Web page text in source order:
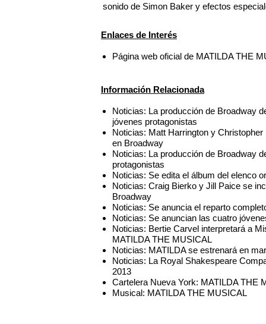
sonido de Simon Baker y efectos
Enlaces de Interés
Página web oficial de MATILDA THE
Información Relacionada
Noticias: La producción de Broadway
jóvenes protagonistas
Noticias: Matt Harrington y
en Broadway
Noticias: La producción de Broadway
protagonistas
Noticias: Se edita el álbum del elenco
Noticias: Craig Bierko y Jill Paice se
Broadway
Noticias: Se anuncia el reparto
Noticias: Se anuncian las cuatro
Noticias: Bertie Carvel interpretará a
MATILDA THE MUSICAL
Noticias: MATILDA se estrenará en
Noticias: La Royal Shakespeare
2013
Cartelera Nueva York: MATILDA THE
Musical: MATILDA THE MUSICAL